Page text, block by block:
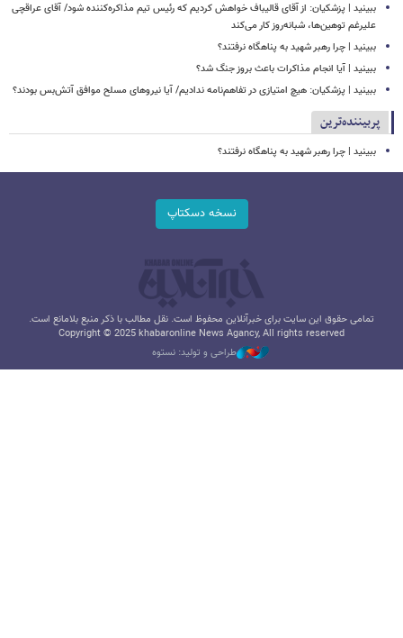
ببینید | پزشکیان: از آقای قالیباف خواهش کردیم که رئیس تیم مذاکره‌کننده شود/ آقای عراقچی
علیرغم توهین‌ها، شبانه‌روز کار می‌کند
ببینید | چرا رهبر شهید به پناهگاه نرفتند؟
ببینید | آیا انجام مذاکرات باعث بروز جنگ شد؟
ببینید | پزشکیان: هیچ امتیازی در تفاهم‌نامه ندادیم/ آیا نیروهای مسلح موافق آتش‌بس بودند؟
پربیننده‌ترین
ببینید | چرا رهبر شهید به پناهگاه نرفتند؟
نسخه دسکتاپ
تمامی حقوق این سایت برای خبرآنلاین محفوظ است. نقل مطالب با ذکر منبع بلامانع است.
Copyright © 2025 khabaronline News Agancy, All rights reserved
طراحی و تولید: نستوه